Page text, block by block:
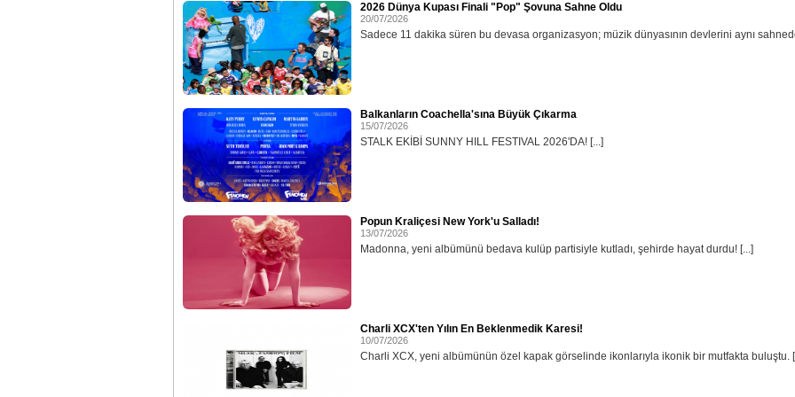
2026 Dünya Kupası Finali "Pop" Şovuna Sahne Oldu
20/07/2026
Sadece 11 dakika süren bu devasa organizasyon; müzik dünyasının devlerini aynı
Balkanların Coachella'sına Büyük Çıkarma
15/07/2026
STALK EKİBİ SUNNY HILL FESTIVAL 2026'DA! [...]
Popun Kraliçesi New York'u Salladı!
13/07/2026
Madonna, yeni albümünü bedava kulüp partisiyle kutladı, şehirde hayat durdu! [...]
Charli XCX'ten Yılın En Beklenmedik Karesi!
10/07/2026
Charli XCX, yeni albümünün özel kapak görselinde ikonlarıyla ikonik bir mutfakta buluştu.